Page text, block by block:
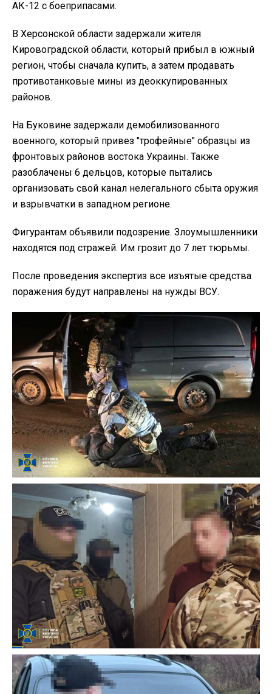
АК-12 с боеприпасами.
В Херсонской области задержали жителя
Кировоградской области, который прибыл в южный
регион, чтобы сначала купить, а затем продавать
противотанковые мины из деоккупированных
районов.
На Буковине задержали демобилизованного
военного, который привез "трофейные" образцы из
фронтовых районов востока Украины. Также
разоблачены 6 дельцов, которые пытались
организовать свой канал нелегального сбыта оружия
и взрывчатки в западном регионе.
Фигурантам объявили подозрение. Злоумышленники
находятся под стражей. Им грозит до 7 лет тюрьмы.
После проведения экспертиз все изъятые средства
поражения будут направлены на нужды ВСУ.